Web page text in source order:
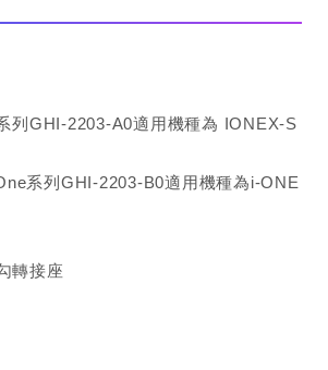
列GHI-2203-A0適用機種為 IONEX-S
系列GHI-2203-B0適用機種為i-ONE
轉接座